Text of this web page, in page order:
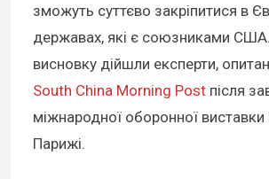
зможуть суттєво закріпитися в
державах, які є союзниками
висновку дійшли експерти,
South China Morning Post після
міжнародної оборонної
Парижі.